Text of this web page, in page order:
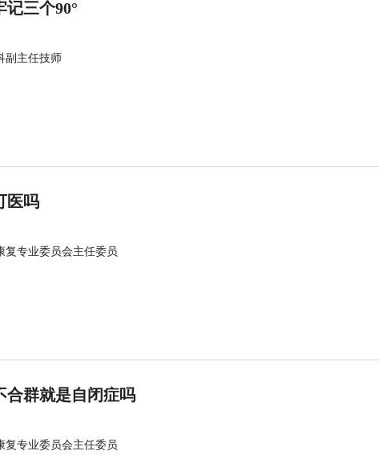
记三个90°
副主任技师
医吗
复专业委员会主任委员
合群就是自闭症吗
复专业委员会主任委员